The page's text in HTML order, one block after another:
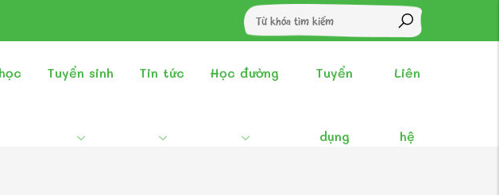
Tuyển sinh Tin tức Học đường Tuyển
dụng
Liên
hệ